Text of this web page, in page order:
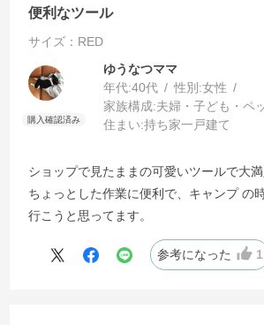
便利なツール
サイズ：RED
ゆうなつママ
年代:40代 性別:女性
家族構成:夫婦・子ども・ペ
住まい:持ち家一戸建て
ショップで見たままの可愛いツールで大満
ちょっとした作業に便利で、キャンプ の
行こうと思ってます。
参考になった 1